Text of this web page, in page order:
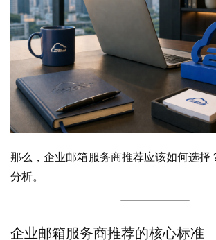
那么，企业邮箱服务商推荐应该如何选择
分析。
企业邮箱服务商推荐的核心标准